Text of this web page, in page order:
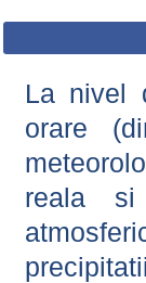
La nivel
orare
reala si